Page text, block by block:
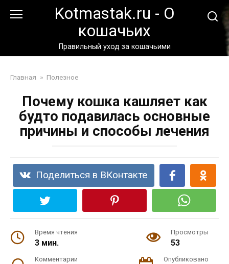
Kotmastak.ru - О
кошачьих
Правильный уход за кошачьими
Главная » Полезное
Почему кошка кашляет как
будто подавилась основные
причины и способы лечения
Поделиться в ВКонтакте
Время чтения
3 мин.
Просмотры
53
Комментарии Опубликовано